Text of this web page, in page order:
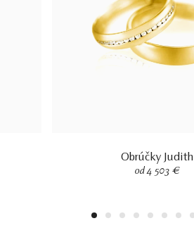
Obrúčky Judith
od 4 503 €
1 2 3 4 5 6 7 8